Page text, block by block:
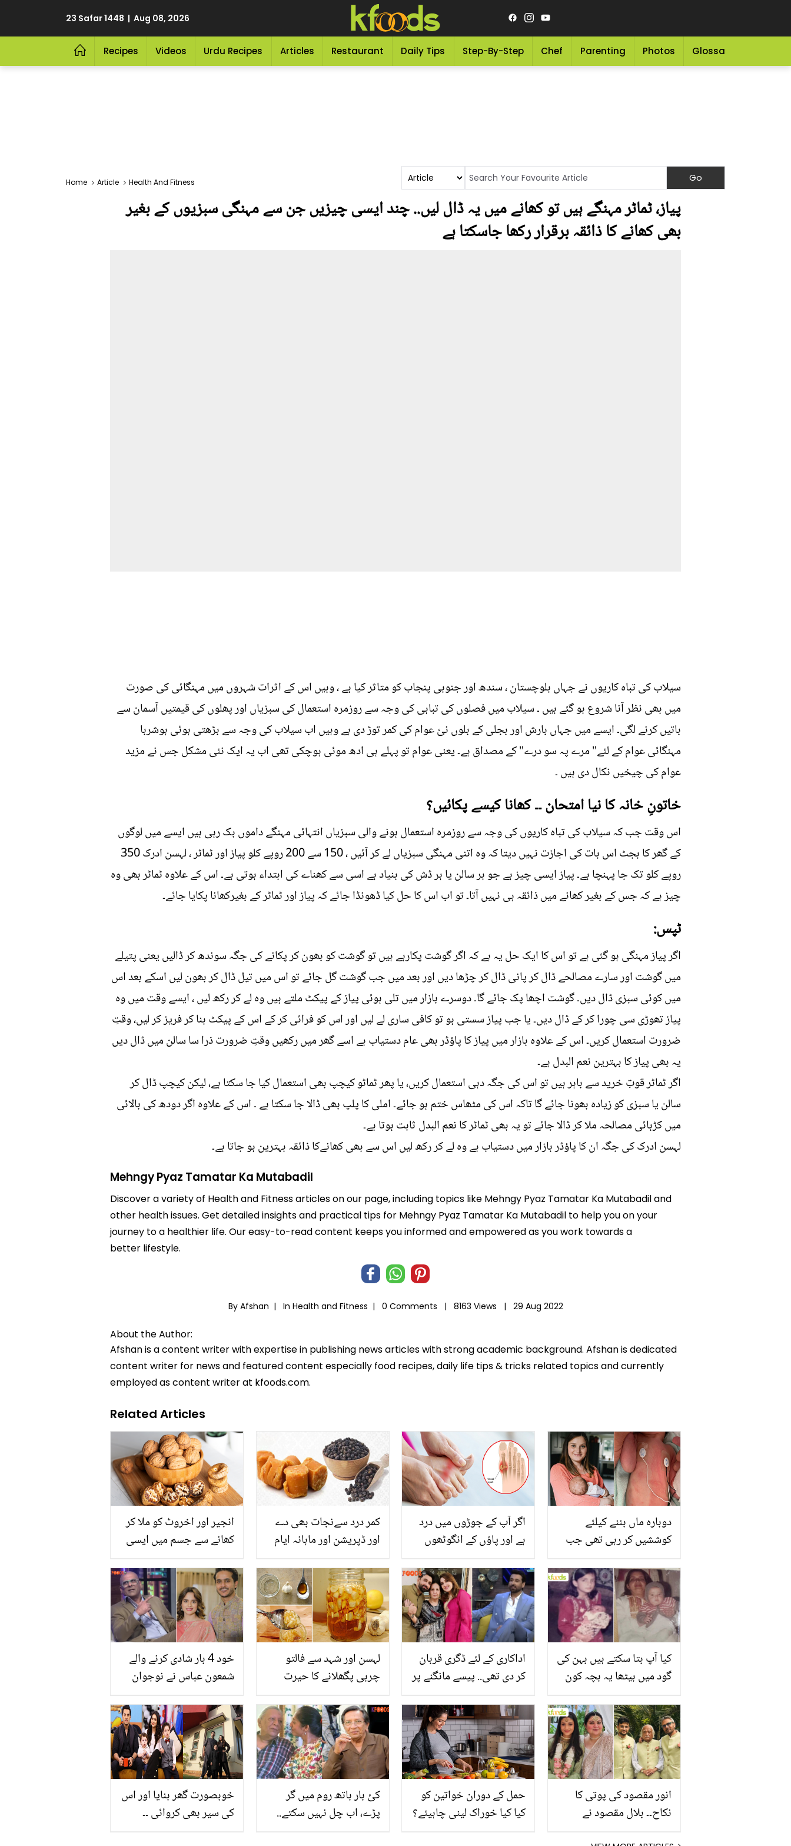
23 Safar 1448 | Aug 08, 2026
Recipes Videos Urdu Recipes Articles Restaurant Daily Tips Step-By-Step Chef Parenting Photos Glossary
Home Article Health And Fitness
پیاز، ٹماٹر مہنگے ہیں تو کھانے میں یہ ڈال لیں.. چند ایسی چیزیں جن سے مہنگی سبزیوں کے بغیر
بھی کھانے کا ذائقہ برقرار رکھا جاسکتا ہے
سیلاب کی تباہ کاریوں نے جہاں بلوچستان ، سندھ اور جنوبی پنجاب کو متاثر کیا ہے ، وہیں اس کے اثرات شہروں میں مہنگائی کی صورت
میں بھی نظر آنا شروع ہو گئے ہیں ۔ سیلاب میں فصلوں کی تباہی کی وجہ سے روزمرہ استعمال کی سبزیاں اور پھلوں کی قیمتیں آسمان سے
باتیں کرنے لگی۔ ایسے میں جہاں بارش اور بجلی کے بلوں نئ عوام کی کمر توڑ دی ہے وہیں اب سیلاب کی وجہ سے بڑھتی ہوئی ہوشربا
مہنگائی عوام کے لئے" مرے پہ سو درے" کے مصداق ہے۔ یعنی عوام تو پہلے ہی ادھ موئی ہوچکی تھی اب یہ ایک نئی مشکل جس نے مزید
عوام کی چیخیں نکال دی ہیں ۔
خاتونِ خانہ کا نیا امتحان ۔۔ کھانا کیسے پکائیں؟
اس وقت جب کہ سیلاب کی تباہ کاریوں کی وجہ سے روزمرہ استعمال ہونے والی سبزیاں انتہائی مہنگے داموں بک رہی ہیں ایسے میں لوگوں
کے گھر کا بجٹ اس بات کی اجازت نہیں دیتا کہ وہ اتنی مہنگی سبزیاں لے کر آئیں ، 150 سے 200 روپے کلو پیاز اور ٹماٹر ، لہسن ادرک 350
روپے کلو تک جا پہنچا ہے۔ پیاز ایسی چیز ہے جو ہر سالن یا ہر ڈش کی بنیاد ہے اسی سے کھناے کی ابتداء ہوتی ہے۔ اس کے علاوہ ٹماٹر بھی وہ
چیز ہے کہ جس کے بغیر کھانے میں ذائقہ ہی نہیں آتا۔ تو اب اس کا حل کیا ڈھونڈا جائے کہ پیاز اور ٹماٹر کے بغیرکھانا پکایا جائے۔
ٹپس:
اگر پیاز مہنگی ہو گئی ہے تو اس کا ایک حل یہ ہے کہ اگر گوشت پکارہے ہیں تو گوشت کو بھون کر پکانے کی جگہ سوندھ کر ڈالیں یعنی پتیلے
میں گوشت اور سارے مصالحے ڈال کر پانی ڈال کر چڑھا دیں اور بعد میں جب گوشت گل جائے تو اس میں تیل ڈال کر بھون لیں اسکے بعد اس
میں کوئی سبزی ڈال دیں۔ گوشت اچھا پک جائے گا۔ دوسرے بازار میں تلی ہوئی پیاز کے پیکٹ ملتے ہیں وہ لے کر رکھ لیں ، ایسے وقت میں وہ
پیاز تھوڑی سی چورا کر کے ڈال دیں۔ یا جب پیاز سستی ہو تو کافی ساری لے لیں اور اس کو فرائی کر کے اس کے پیکٹ بنا کر فریز کر لیں، وقتِ
ضرورت استعمال کریں۔ اس کے علاوہ بازار میں پیاز کا پاؤڈر بھی عام دستیاب ہے اسے گھر میں رکھیں وقتِ ضرورت ذرا سا سالن میں ڈال دیں
یہ بھی پیاز کا بہترین نعم البدل ہے۔
اگر ٹماٹر قوتِ خرید سے باہر ہیں تو اس کی جگہ دہی استعمال کریں، یا پھر ٹماٹو کیچپ بھی استعمال کیا جا سکتا ہے، لیکن کیچپ ڈال کر
سالن یا سبزی کو زیادہ بھونا جائے گا تاکہ اس کی مٹھاس ختم ہو جائے۔ املی کا پلپ بھی ڈالا جا سکتا ہے ۔ اس کے علاوہ اگر دودھ کی بالائی
میں کڑہائی مصالحہ ملا کر ڈالا جائے تو یہ بھی ٹماٹر کا نعم البدل ثابت ہوتا ہے۔
لہسن ادرک کی جگہ ان کا پاؤڈر بازار میں دستیاب ہے وہ لے کر رکھ لیں اس سے بھی کھانےکا ذائقہ بہترین ہو جاتا ہے۔
Mehngy Pyaz Tamatar Ka Mutabadil
Discover a variety of Health and Fitness articles on our page, including topics like Mehngy Pyaz Tamatar Ka Mutabadil and
other health issues. Get detailed insights and practical tips for Mehngy Pyaz Tamatar Ka Mutabadil to help you on your
journey to a healthier life. Our easy-to-read content keeps you informed and empowered as you work towards a
better lifestyle.
By Afshan | In Health and Fitness | 0 Comments | 8163 Views | 29 Aug 2022
About the Author:
Afshan is a content writer with expertise in publishing news articles with strong academic background. Afshan is dedicated
content writer for news and featured content especially food recipes, daily life tips & tricks related topics and currently
employed as content writer at kfoods.com.
Related Articles
انجیر اور اخروٹ کو ملا کر
کھانے سے جسم میں ایسی
رونما ہوتی ہے؟ جان کر
آزمائے بنا رہ نہ پائیں گے
کمر درد سےنجات بھی دے
اور ڈپریشن اور ماہانہ ایام
اور کالی مرچ کھانے سے کون
سے 7 مسئلے حل ہو سکتے
ہیں؟
اگر آپ کے جوڑوں میں درد
ہے اور پاؤں کے انگوٹھوں
رُکیں۔۔۔ جان لیں کہ کہیں یہ
یورک ایسڈ کی علامات تو
نہیں
دوبارہ ماں بننے کیلئے
کوششیں کر رہی تھی جب
بھی نہ لے سکی ۔۔۔ اپنے ہی
بچے سے الرجی ہونے والی
اس ماں کو کون سی
انوکھی بیماری ہے؟
خود 4 بار شادی کرنے والے
شمعون عباس نے نوجوان
کہا؟
لہسن اور شہد سے فالتو
چربی پگھلانے کا حیرت
اداکاری کے لئے ڈگری قربان
کر دی تھی.. پیسے مانگنے پر
خان کی نجی زندگی سے
متعلق چند حقائق
کیا آپ بتا سکتے ہیں بہن کی
گود میں بیٹھا یہ بچہ کون
اپنے شعبوں میں مشہور ہیں
خوبصورت گھر بنایا اور اس
کی سیر بھی کروائی ۔۔
کئ بار باتھ روم میں گر
پڑے، اب چل نہیں سکتے..
حمل کے دوران خواتین کو
کیا کیا خوراک لینی چاہیئے؟
انور مقصود کی پوتی کا
نکاح۔۔ بلال مقصود نے